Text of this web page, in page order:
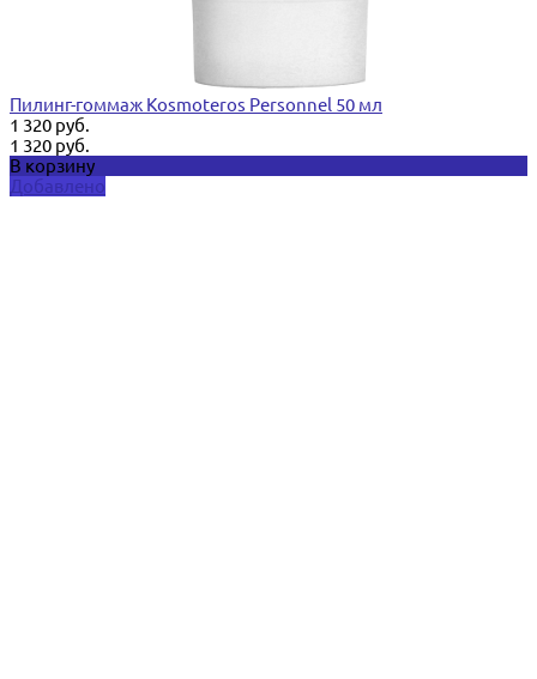
Пилинг-гоммаж Kosmoteros Personnel 50 мл
1 320 руб.
1 320 руб.
В корзину
Добавлено